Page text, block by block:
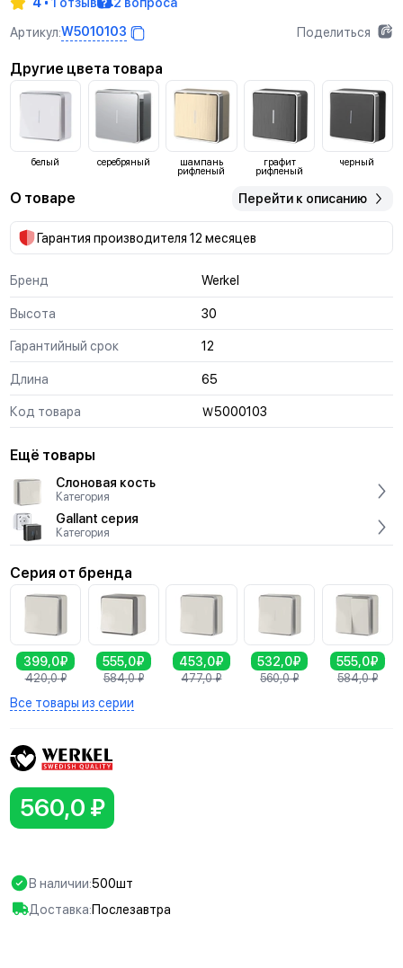
Артикул:W5010103 Поделиться
Другие цвета товара
белый серебряный шампань
рифленый
графит
рифленый
черный
О товаре Перейти к описанию
Гарантия производителя 12 месяцев
Бренд Werkel
Высота 30
Гарантийный срок 12
Длина 65
Код товара Ｗ500010З
Ещё товары
Слоновая кость
Категория
Gallant серия
Категория
Серия от бренда
399,0₽
420,0 ₽
555,0₽
584,0 ₽
453,0₽
477,0 ₽
532,0₽
560,0 ₽
555,0₽
584,0 ₽
Все товары из серии
560,0 ₽
В наличии:500шт
Доставка:Послезавтра